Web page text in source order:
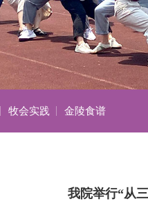
牧会实践 金陵食谱
我院举行“从